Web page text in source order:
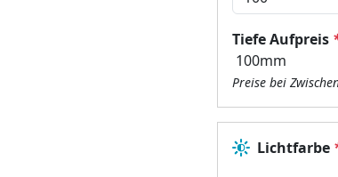
Tiefe Aufpreis
Preise bei
Lichtfarbe